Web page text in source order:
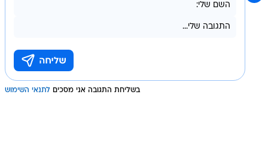
בשליחת התגובה אני מסכים לתנאי השימוש